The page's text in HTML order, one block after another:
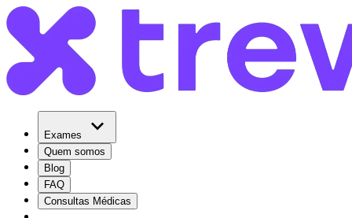
Exames
Quem somos
Blog
FAQ
Consultas Médicas